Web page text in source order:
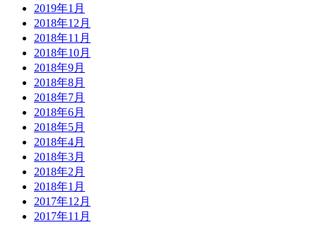
2019年1月
2018年12月
2018年11月
2018年10月
2018年9月
2018年8月
2018年7月
2018年6月
2018年5月
2018年4月
2018年3月
2018年2月
2018年1月
2017年12月
2017年11月